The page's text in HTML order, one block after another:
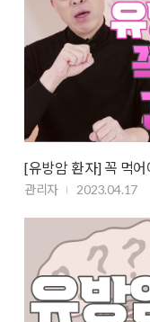
[유방암 환자] 꼭 먹
관리자 2023.04.17